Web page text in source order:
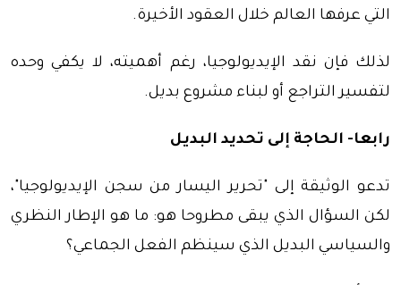
التي عرفها العالم خلال العقود الأخيرة.
لذلك فإن نقد الإيديولوجيا، رغم أهميته، لا يكفي وحده
لتفسير التراجع أو لبناء مشروع بديل.
رابعا- الحاجة إلى تحديد البديل
تدعو الوثيقة إلى "تحرير اليسار من سجن الإيديولوجيا"،
لكن السؤال الذي يبقى مطروحا هو: ما هو الإطار النظري
والسياسي البديل الذي سينظم الفعل الجماعي؟